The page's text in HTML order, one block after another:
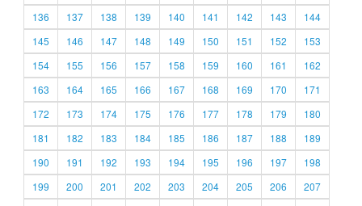
136
137 138 139 140 141 142 143
144
145
146 147 148 149 150 151 152
153
154
155 156 157 158 159 160 161
162
163
164 165 166 167 168 169 170
171
172
173 174 175 176 177 178 179
180
181
182 183 184 185 186 187 188
189
190
191 192 193 194 195 196 197
198
199
200 201 202 203 204 205 206
207